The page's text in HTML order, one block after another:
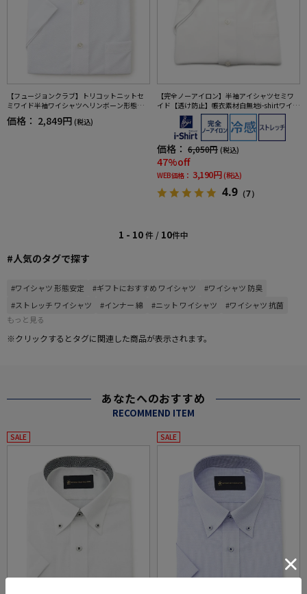
【フュージョンクラブ】トリコットニットセ
ミワイド半袖ワイシャツヘリンボーン形態安
定ストレッチ春夏
価格： 2,849円 (税込)
【完全ノーアイロン】半袖アイシャツセミワ
イド【透け防止】帳衣素材白無地i-shirtワイシ
ャツ春夏
価格： 6,050円 (税込)
47%off
WEB価格： 3,190円 (税込)
4.9 （7）
1 - 10件 / 10件中
#人気のタグで探す
#ワイシャツ 形態安定 #ギフトにおすすめ ワイシャツ
#ワイシャツ 防臭
#ストレッチ ワイシャツ
#インナー 綿 #ニット ワイシャツ
#ワイシャツ 抗菌
もっと見る
※クリックするとタグに関連した商品が表示されます。
あなたへのおすすめ
RECOMMEND ITEM
SALE SALE